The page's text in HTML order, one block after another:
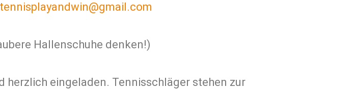
tennisplayandwin@gmail.com
Hallenschuhe denken!)
eingeladen. Tennisschläger stehen zur